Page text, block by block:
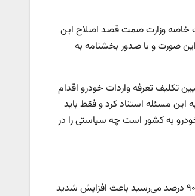
احکام بودجه سال ۱۴۰۴ آمده بنابراین اگر دولت خاصه وزارت صمت قصد اصلاح این
این صورت و با صدور بخشنامه به
تکلیف تعرفه واردات خودرو اقدام
این مسئله استناد کرد و فقط باید
به کشور است چه سیاستی را در
بر اساس این گزارش، در سال‌های گذشته تعرفه‌های بالای واردات خودرو که در برخی موارد به بیش از ۹۰ درصد می‌رسید باعث افزایش شدید